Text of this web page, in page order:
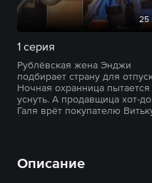
25
1 серия
Рублёвская жена Энджи
подбирает страну для
Ночная охранница
уснуть. А продавщица хот-
Галя врёт покупателю
Описание